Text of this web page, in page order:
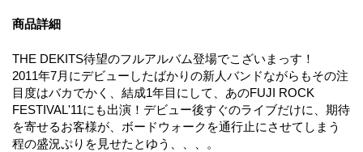
商品詳細
THE DEKITS待望のフルアルバム登場でこざいまっす！
2011年7月にデビューしたばかりの新人バンドながらもその注
目度はバカでかく、結成1年目にして、あのFUJI ROCK
FESTIVAL'11にも出演！デビュー後すぐのライブだけに、期待
を寄せるお客様が、ボードウォークを通行止にさせてしまう
程の盛況ぷりを見せたとゆう、、、。